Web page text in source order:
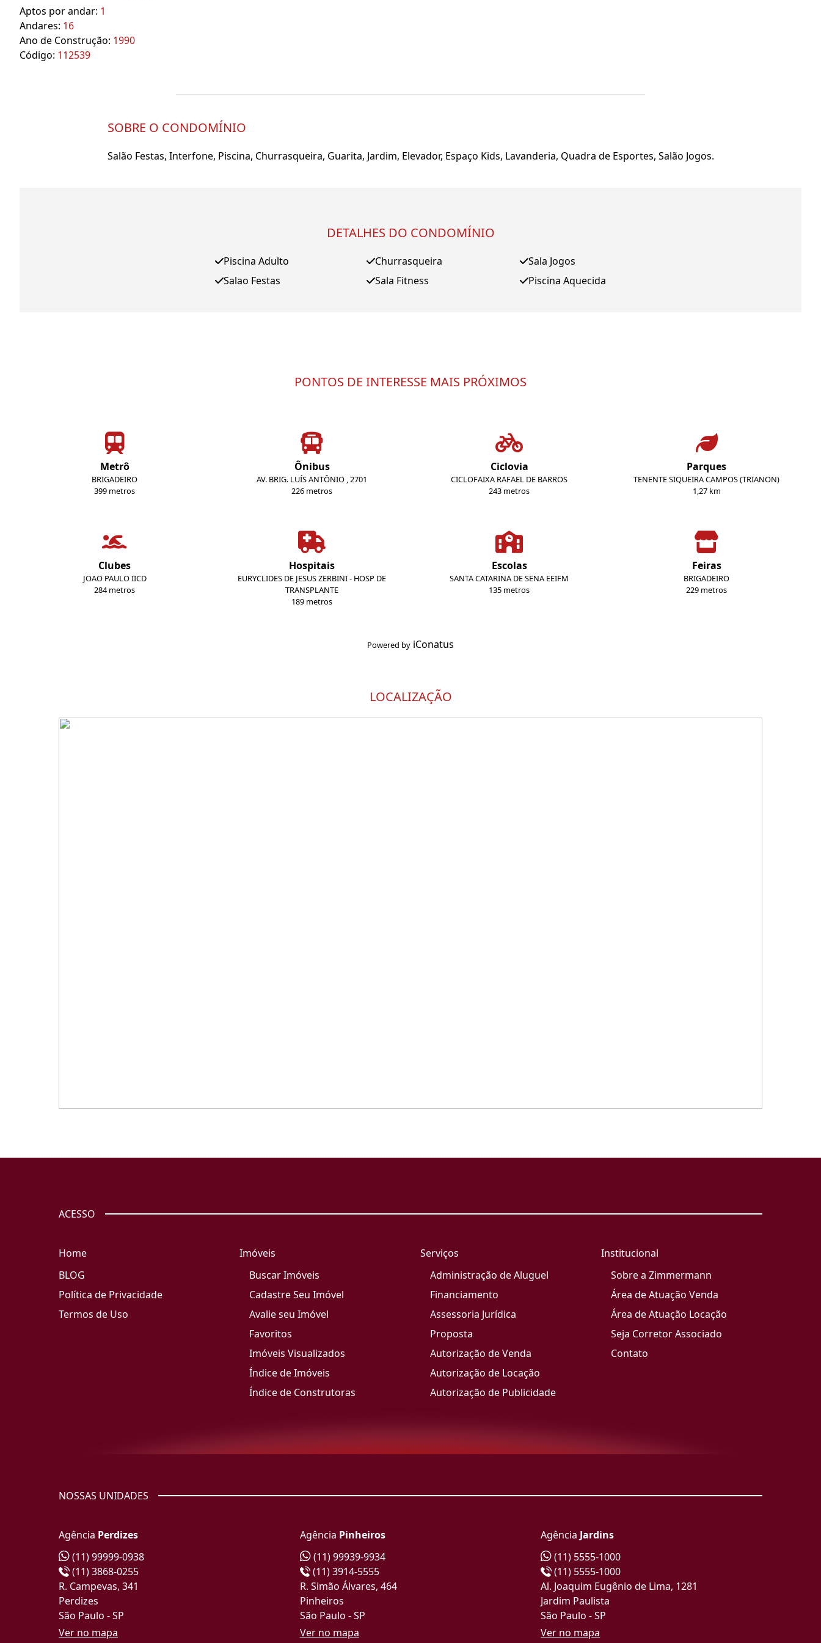
Aptos por andar: 1
Andares: 16
Ano de Construção: 1990
Código: 112539
SOBRE O CONDOMÍNIO
Salão Festas, Interfone, Piscina, Churrasqueira, Guarita, Jardim, Elevador, Espaço Kids, Lavanderia, Quadra de Esportes, Salão Jogos.
DETALHES DO CONDOMÍNIO
Piscina Adulto
Salao Festas
Churrasqueira
Sala Fitness
Sala Jogos
Piscina Aquecida
PONTOS DE INTERESSE MAIS PRÓXIMOS
Metrô
BRIGADEIRO
399 metros
Ônibus
AV. BRIG. LUÍS ANTÔNIO , 2701
226 metros
Ciclovia
CICLOFAIXA RAFAEL DE BARROS
243 metros
Parques
TENENTE SIQUEIRA CAMPOS (TRIANON)
1,27 km
Clubes
JOAO PAULO IICD
284 metros
Hospitais
EURYCLIDES DE JESUS ZERBINI - HOSP DE
TRANSPLANTE
189 metros
Escolas
SANTA CATARINA DE SENA EEIFM
135 metros
Feiras
BRIGADEIRO
229 metros
Powered by iConatus
LOCALIZAÇÃO
ACESSO
Home
BLOG
Política de Privacidade
Termos de Uso
Imóveis
Buscar Imóveis
Cadastre Seu Imóvel
Avalie seu Imóvel
Favoritos
Imóveis Visualizados
Índice de Imóveis
Índice de Construtoras
Serviços
Administração de Aluguel
Financiamento
Assessoria Jurídica
Proposta
Autorização de Venda
Autorização de Locação
Autorização de Publicidade
Institucional
Sobre a Zimmermann
Área de Atuação Venda
Área de Atuação Locação
Seja Corretor Associado
Contato
NOSSAS UNIDADES
Agência Perdizes
(11) 99999-0938
(11) 3868-0255
R. Campevas, 341
Perdizes
São Paulo - SP
Ver no mapa
Agência Pinheiros
(11) 99939-9934
(11) 3914-5555
R. Simão Álvares, 464
Pinheiros
São Paulo - SP
Ver no mapa
Agência Jardins
(11) 5555-1000
(11) 5555-1000
Al. Joaquim Eugênio de Lima, 1281
Jardim Paulista
São Paulo - SP
Ver no mapa